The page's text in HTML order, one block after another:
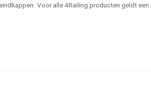
Voor alle 4Railing producten geldt